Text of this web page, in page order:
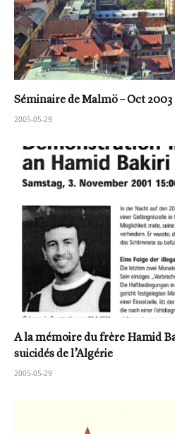
Séminaire de Malmö – Oct 2003
2005-05-29
A la mémoire du frère Hamid
suicidés de l’Algérie
2005-05-29